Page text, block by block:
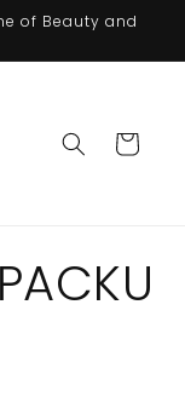
of Beauty and
Warenkorb